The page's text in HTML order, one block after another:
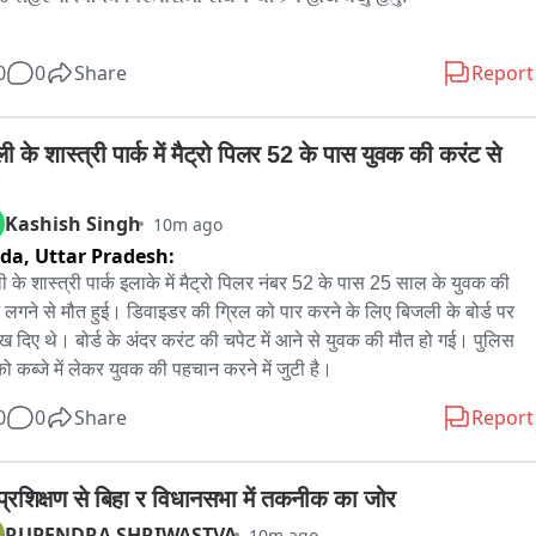
કરવામાં આવી હતી. તપાસ દરમિયાન અંકલ ડોનાલ્ડ પિઝામાંથી
12 કિલો એનાલોગ પનીર મળી આવતા ફુડ શાખાની ટીમે તેને સ્થળ
નાશ કર્યો હતો.
: 02
ફુડ શાખાએ જણાવ્યું કે પ્રતિબંધિત એનાલોગ પનીર, ચીઝ અને
ઉપયોગ કે વેચાણ કરનાર સામે નિયમ મુજબ કાર્યવાહી કરવામાં
આગામી દિવસોમાં પણ શહેરભરમાં એવા ચેકિંગ અભિયન ચાલુ રહેશે.
: એન. પી. જાસોલિયા ( ફુડ ઇન્સ્પેક્ટર )
મુસ્તાક દલ
0 Share Report
के शास्त्री पार्क में मैट्रो पिलर 52 के पास युवक की करंट से
Kashish Singh 10m ago
Uttar Pradesh:
के शास्त्री पार्क इलाके में मैट्रो पिलर नंबर 52 के पास 25 साल के युवक की
से मौत हुई। डिवाइडर की ग्रिल को पार करने के लिए बिजली के बोर्ड पर
दिए थे। बोर्ड के अंदर करंट की चपेट में आने से युवक की मौत हो गई। पुलिस
कब्जे में लेकर युवक की पहचान करने में जुटी है।
0 Share Report
से बिहा र विधानसभा में तकनीक का जोर